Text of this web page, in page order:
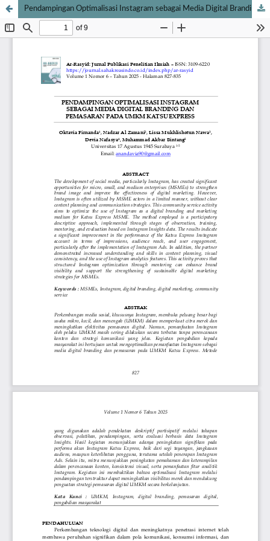
Pendampingan Optimalisasi Instagram sebagai Media Digital Branding dan Pemasaran pada UMKM Katsu Express